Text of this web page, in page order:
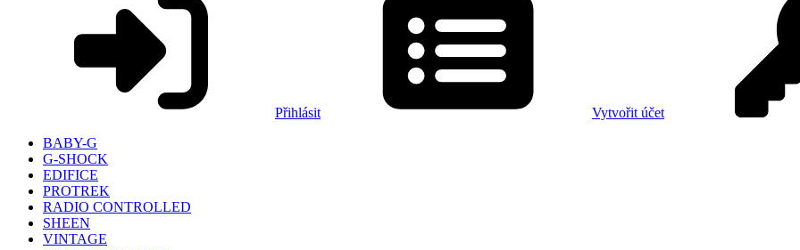
Přihlásit
Vytvořit účet
BABY-G
G-SHOCK
EDIFICE
PROTREK
RADIO CONTROLLED
SHEEN
VINTAGE